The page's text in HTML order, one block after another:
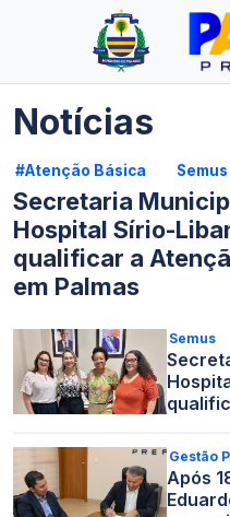
Notícias
#Atenção Básica Semus
Secretaria
Hospital Sírio-
qualificar a
em Palmas
Semus
Gestão
Após